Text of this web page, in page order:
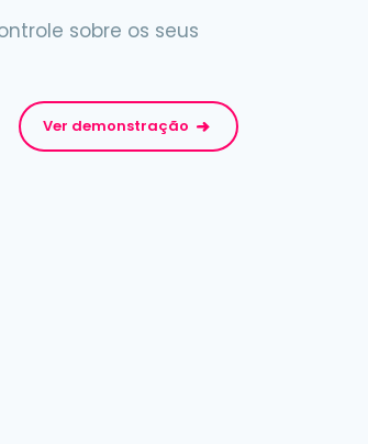
sobre os seus
Ver demonstração